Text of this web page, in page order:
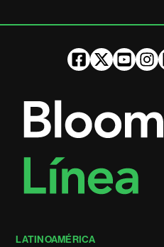
LATINOAMÉRICA